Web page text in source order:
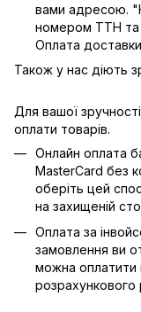
вами адресою.
номером ТТН та
Оплата
Також у нас діють
Для вашої
оплати товарів.
Онлайн оплата
MasterCard без
оберіть цей
на захищеній
Оплата за
замовлення ви
можна оплатити
розрахункового